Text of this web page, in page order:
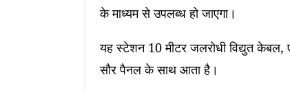
के माध्यम से उपलब्ध हो जाएगा।
यह स्टेशन 10 मीटर जलरोधी विद्युत
सौर पैनल के साथ आता है।